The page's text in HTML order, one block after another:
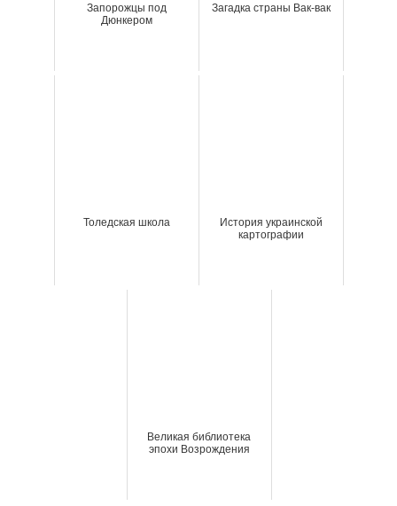
Запорожцы под
Дюнкером
Загадка страны Вак-вак
Толедская школа
История украинской
картографии
Великая библиотека
эпохи Возрождения